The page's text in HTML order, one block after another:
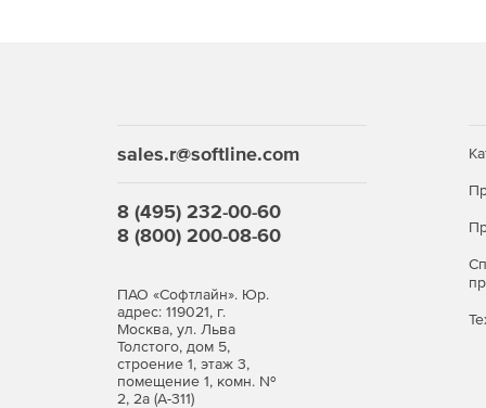
sales.r@softline.com
8 (495) 232-00-60
8 (800) 200-08-60
ПАО «Софтлайн». Юр.
адрес: 119021, г.
Москва, ул. Льва
Толстого, дом 5,
строение 1, этаж 3,
помещение 1, комн. №
2, 2а (А-311)